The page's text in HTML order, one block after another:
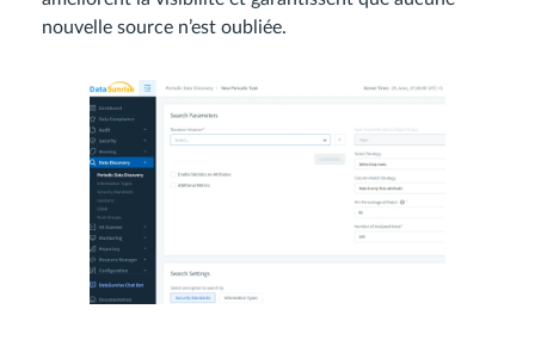
nouvelle source n’est oubliée.